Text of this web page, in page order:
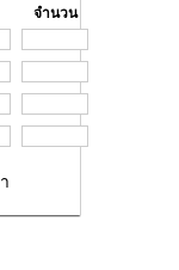
จำนวน